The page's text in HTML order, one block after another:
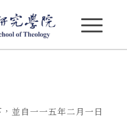
並自一一五年二月一日